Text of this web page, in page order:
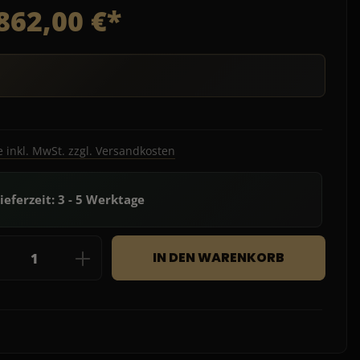
€*
inkl. MwSt. zzgl. Versandkosten
3 - 5 Werktage
Anzahl: Gib den gewünschten
IN DEN WARENKORB